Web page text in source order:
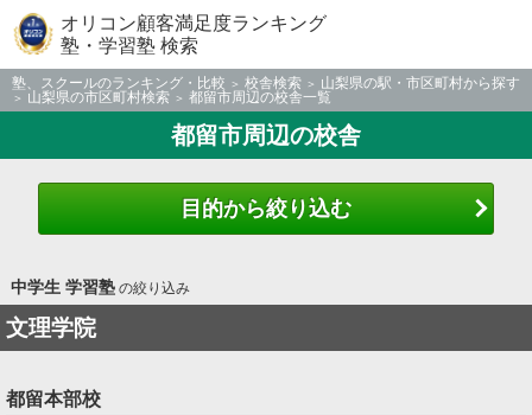
オリコン顧客満足度ランキング
塾・学習塾 検索
塾、スクールのランキング・比較 校舎検索
山梨県の駅・市区町村から探す
山梨県の市区町村検索
都留市周辺の校舎一覧
都留市周辺の校舎
目的から絞り込む
中学生 学習塾の絞り込み
文理学院
都留本部校